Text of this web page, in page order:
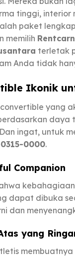
tinggi,
paket
memilih
terletak
Anda tidak
Ikonik
yang
ingat, untuk
0000.
Companion
dapat dibuka
dan
yang